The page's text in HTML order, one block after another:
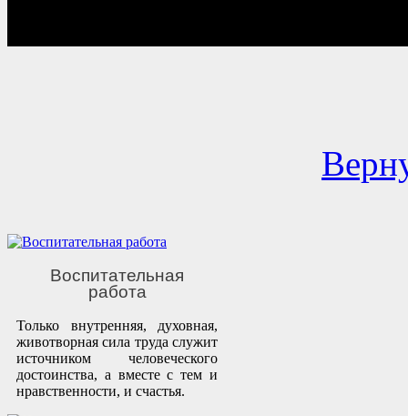
Воспитательная
работа
Только внутренняя, духовная,
животворная сила труда служит
источником человеческого
достоинства, а вместе с тем и
нравственности, и счастья.